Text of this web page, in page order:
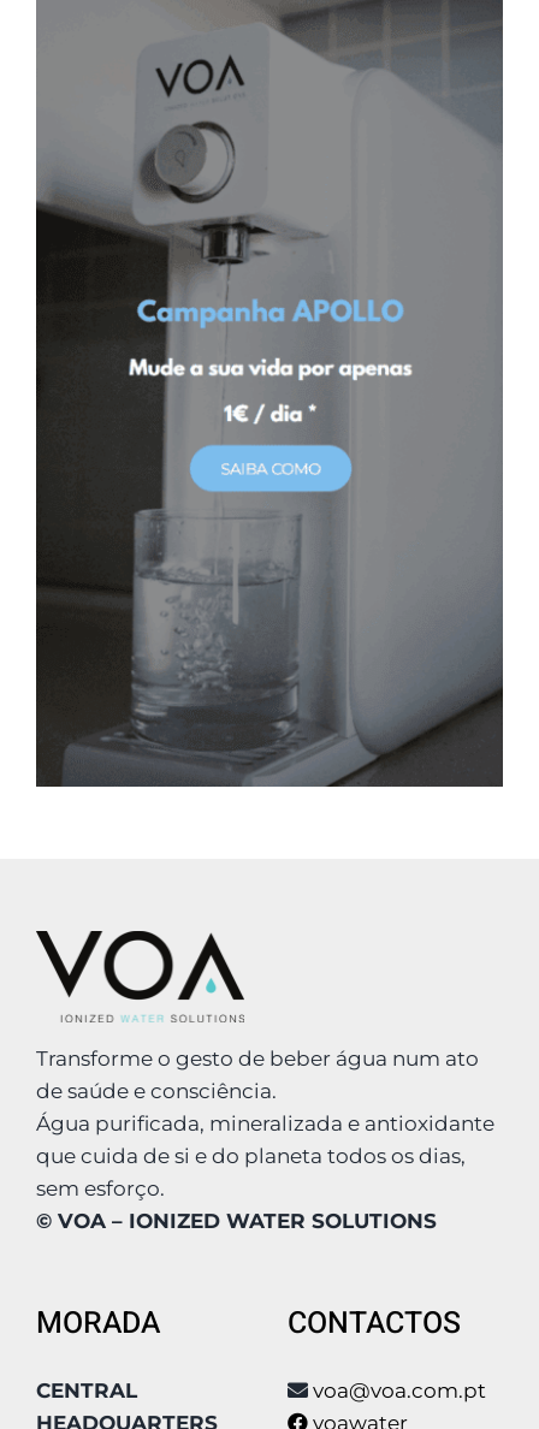
Transforme o gesto de beber água num ato
de saúde e consciência.
Água purificada, mineralizada e antioxidante
que cuida de si e do planeta todos os dias,
sem esforço.
© VOA – IONIZED WATER SOLUTIONS
MORADA
CENTRAL
HEADQUARTERS
CONTACTOS
voa@voa.com.pt
voawater